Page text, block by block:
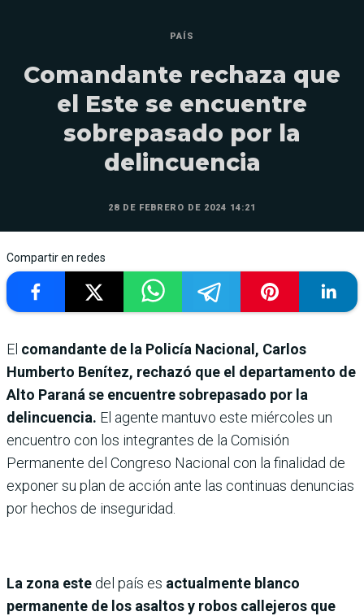
PAÍS
Comandante rechaza que
el Este se encuentre
sobrepasado por la
delincuencia
28 DE FEBRERO DE 2024 14:21
Compartir en redes
El comandante de la Policía Nacional, Carlos
Humberto Benítez, rechazó que el departamento de
Alto Paraná se encuentre sobrepasado por la
delincuencia. El agente mantuvo este miércoles un
encuentro con los integrantes de la Comisión
Permanente del Congreso Nacional con la finalidad de
exponer su plan de acción ante las continuas denuncias
por hechos de inseguridad.
La zona este del país es actualmente blanco
permanente de los asaltos y robos callejeros que